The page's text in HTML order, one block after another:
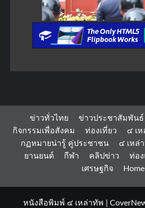
ข่าวทั่วไทย ข่าวประชาสัมพันธ์
กิจกรรมเพื่อสังคม
ท่องเที่ยว ๔ เ
กฏหมายน่ารู้ คู่ประชาชน
๔ เหล่
ยานยนต์
กีฬา คลิปข่าว ท่อง
เศรษฐกิจ
Home
หนังสือพิมพ์ ๔ เหล่าทัพ